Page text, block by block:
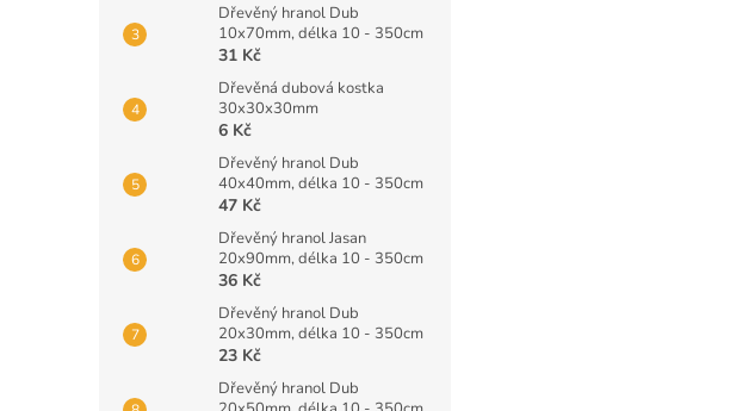
Dřevěný hranol Dub
10x70mm, délka 10 - 350cm
31 Kč
Dřevěná dubová kostka
30x30x30mm
6 Kč
Dřevěný hranol Dub
40x40mm, délka 10 - 350cm
47 Kč
Dřevěný hranol Jasan
20x90mm, délka 10 - 350cm
36 Kč
Dřevěný hranol Dub
20x30mm, délka 10 - 350cm
23 Kč
Dřevěný hranol Dub